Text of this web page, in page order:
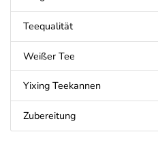
Teequalität
Weißer Tee
Yixing Teekannen
Zubereitung